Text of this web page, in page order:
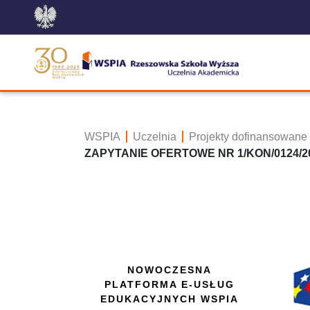
WSPIA Uczelnia
Projekty
ZAPYTANIE OFERTOWE NR 1/KON/0124/
NOWOCZESNA
PLATFORMA E-USŁUG
EDUKACYJNYCH WSPIA